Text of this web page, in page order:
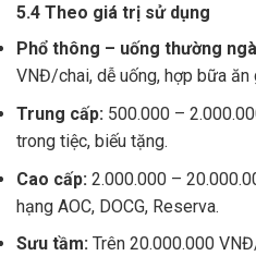
5.4 Theo giá trị sử dụng
Phổ thông – uống thường
VNĐ/chai, dễ uống, hợp bữa ăn
Trung cấp: 500.000 –
trong tiệc, biếu tặng.
Cao cấp: 2.000.000 –
hạng AOC, DOCG, Reserva.
Sưu tầm: Trên 20.000.000